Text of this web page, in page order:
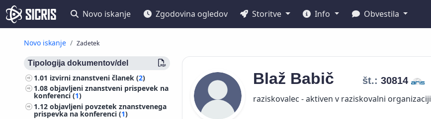
Novo iskanje Zgodovina ogledov Storitve Info Obvestila
Novo iskanje Zadetek
Tipologija dokumentov/del
1.01 izvirni znanstveni članek (2)
1.08objavljeni znanstveni prispevek na
konferenci (1)
1.12objavljeni povzetek znanstvenega
prispevka na konferenci (1)
Blaž Babič št.: 30814
raziskovalec - aktiven v raziskovalni organizaciji